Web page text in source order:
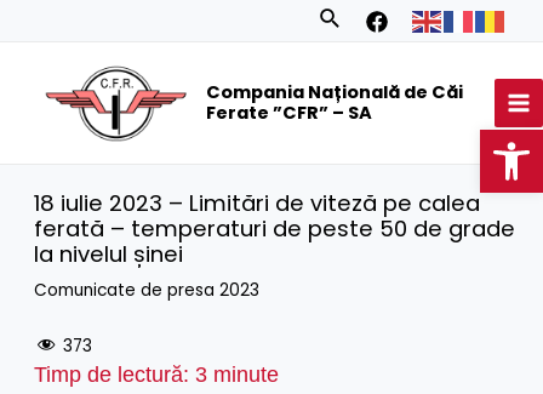
Search
Compania Națională de Căi
Ferate ”CFR” – SA
18 iulie 2023 – Limitări de viteză pe calea
ferată – temperaturi de peste 50 de grade
la nivelul șinei
Comunicate de presa 2023
373
Timp de lectură: 3 minute